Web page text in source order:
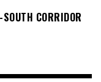
CORRIDOR